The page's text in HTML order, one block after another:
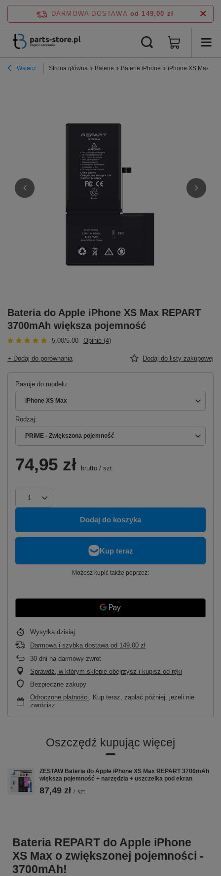
DARMOWA DOSTAWA od 149,00 zł
Wstecz Strona główna Baterie Baterie iPhone iPhone XS Max
Bateria do Apple iPhone XS Max REPART
3700mAh większa pojemność
5.00/5.00 Opinie (4)
+ Dodaj do porównania Dodaj do listy zakupowej
Pasuje do modelu
iPhone XS Max
Rodzaj
PRIME - Zwiększona pojemność
74,95 zł brutto / szt.
Dodaj do koszyka
Możesz kupić także poprzez:
Wysyłka dzisiaj
Darmowa i szybka dostawa od 149,00 zł
30 dni na darmowy zwrot
Sprawdź, w którym sklepie obejrzysz i kupisz od ręki
Bezpieczne zakupy
Odroczone płatności . Kup teraz, zapłać później, jeżeli nie
zwrócisz
Oszczędź kupując więcej
ZESTAW Bateria do Apple iPhone XS Max REPART 3700mAh
większa pojemność + narzędzia + uszczelka pod ekran
87,49 zł / szt.
Bateria REPART do Apple iPhone
XS Max o zwiększonej pojemności -
3700mAh!